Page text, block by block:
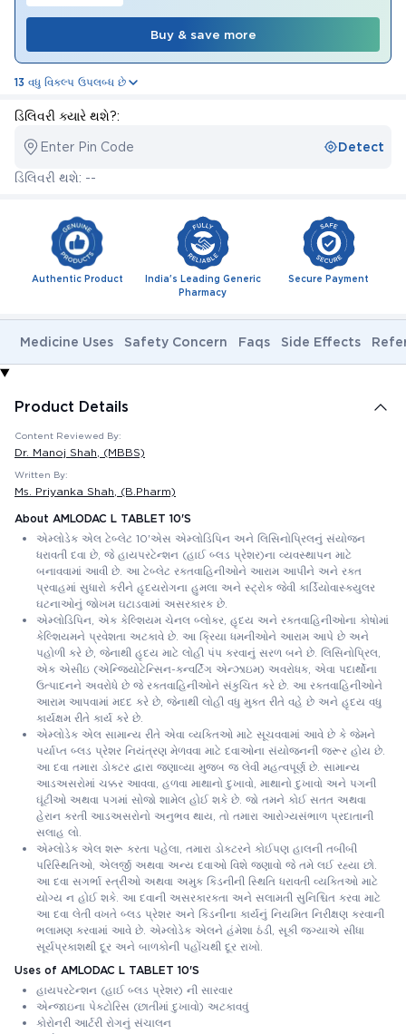
Buy & save more
13 વધુ વિકલ્પ ઉપલબ્ધ છે
ડિલિવરી ક્યારે થશે?:
Enter Pin Code Detect
ડિલિવરી થશે: --
Authentic Product
India's Leading Generic
Pharmacy
Secure Payment
Medicine Uses Safety Concern Faqs Side Effects
Product Details
Content Reviewed By:
Dr. Manoj Shah , (MBBS)
Written By:
Ms. Priyanka Shah , (B.Pharm)
About AMLODAC L TABLET 10'S
એમ્લોડેક એલ ટેબ્લેટ 10'એસ એમ્લોડિપિન અને લિસિનોપ્રિલનું સંયોજન
ધરાવતી દવા છે, જે હાયપરટેન્શન (હાઈ બ્લડ પ્રેશર)ના વ્યવસ્થાપન માટે
બનાવવામાં આવી છે. આ ટેબ્લેટ રક્તવાહિનીઓને આરામ આપીને અને રક્ત
પ્રવાહમાં સુધારો કરીને હૃદયરોગના હુમલા અને સ્ટ્રોક જેવી કાર્ડિયોવાસ્ક્યુલર
ઘટનાઓનું જોખમ ઘટાડવામાં અસરકારક છે.
એમ્લોડિપિન, એક કેલ્શિયમ ચેનલ બ્લોકર, હૃદય અને રક્તવાહિનીઓના કોષોમાં
કેલ્શિયમને પ્રવેશતા અટકાવે છે. આ ક્રિયા ધમનીઓને આરામ આપે છે અને
પહોળી કરે છે, જેનાથી હૃદય માટે લોહી પંપ કરવાનું સરળ બને છે. લિસિનોપ્રિલ,
એક એસીઇ (એન્જિયોટેન્સિન-કન્વર્ટિંગ એન્ઝાઇમ) અવરોધક, એવા પદાર્થોના
ઉત્પાદનને અવરોધે છે જે રક્તવાહિનીઓને સંકુચિત કરે છે. આ રક્તવાહિનીઓને
આરામ આપવામાં મદદ કરે છે, જેનાથી લોહી વધુ મુક્ત રીતે વહે છે અને હૃદય વધુ
કાર્યક્ષમ રીતે કાર્ય કરે છે.
એમ્લોડેક એલ સામાન્ય રીતે એવા વ્યક્તિઓ માટે સૂચવવામાં આવે છે કે જેમને
પર્યાપ્ત બ્લડ પ્રેશર નિયંત્રણ મેળવવા માટે દવાઓના સંયોજનની જરૂર હોય છે.
આ દવા તમારા ડોક્ટર દ્વારા જણાવ્યા મુજબ જ લેવી મહત્વપૂર્ણ છે. સામાન્ય
આડઅસરોમાં ચક્કર આવવા, હળવા માથાનો દુખાવો, માથાનો દુખાવો અને પગની
ઘૂંટીઓ અથવા પગમાં સોજો શામેલ હોઈ શકે છે. જો તમને કોઈ સતત અથવા
હેરાન કરતી આડઅસરોનો અનુભવ થાય, તો તમારા આરોગ્યસંભાળ પ્રદાતાની
સલાહ લો.
એમ્લોડેક એલ શરૂ કરતા પહેલા, તમારા ડોક્ટરને કોઈપણ હાલની તબીબી
પરિસ્થિતિઓ, એલર્જી અથવા અન્ય દવાઓ વિશે જણાવો જે તમે લઈ રહ્યા છો.
આ દવા સગર્ભા સ્ત્રીઓ અથવા અમુક કિડનીની સ્થિતિ ધરાવતી વ્યક્તિઓ માટે
યોગ્ય ન હોઈ શકે. આ દવાની અસરકારકતા અને સલામતી સુનિશ્ચિત કરવા માટે
આ દવા લેતી વખતે બ્લડ પ્રેશર અને કિડનીના કાર્યનું નિયમિત નિરીક્ષણ કરવાની
ભલામણ કરવામાં આવે છે. એમ્લોડેક એલને હંમેશા ઠંડી, સૂકી જગ્યાએ સીધા
સૂર્યપ્રકાશથી દૂર અને બાળકોની પહોંચથી દૂર રાખો.
Uses of AMLODAC L TABLET 10'S
હાયપરટેન્શન (હાઈ બ્લડ પ્રેશર) ની સારવાર
એન્જાઇના પેક્ટોરિસ (છાતીમાં દુખાવો) અટકાવવું
કોરોનરી આર્ટરી રોગનું સંચાલન